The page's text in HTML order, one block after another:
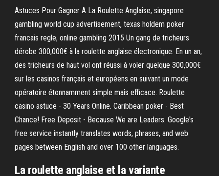
Astuces Pour Gagner A La Roulette Anglaise, singapore
gambling world cup advertisement, texas holdem poker
francais regle, online gambling 2015 Un gang de tricheurs
dérobe 300,000€ à la roulette anglaise électronique. En un an,
des tricheurs de haut vol ont réussi à voler quelque 300,000€
sur les casinos français et européens en suivant un mode
opératoire étonnamment simple mais efficace. Roulette
casino astuce - 30 Years Online. Caribbean poker - Best
Chance! Free Deposit - Because We are Leaders. Google's
free service instantly translates words, phrases, and web
pages between English and over 100 other languages.
La roulette anglaise et la variante